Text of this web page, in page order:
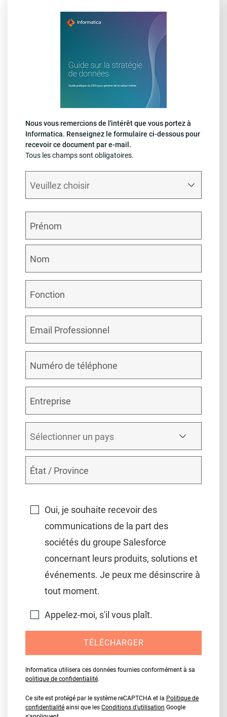
Nous vous remercions de l'intérêt que vous portez à
Informatica. Renseignez le formulaire ci-dessous pour
recevoir ce document par e-mail.
Tous les champs sont obligatoires.
Oui, je souhaite recevoir des
communications de la part des
sociétés du groupe Salesforce
concernant leurs produits, solutions et
événements. Je peux me désinscrire à
tout moment.
Appelez-moi, s'il vous plaît.
TÉLÉCHARGER
Informatica utilisera ces données fournies conformément à sa
politique de confidentialité.
Ce site est protégé par le système reCAPTCHA et la Politique de
confidentialité ainsi que les Conditions d'utilisation Google